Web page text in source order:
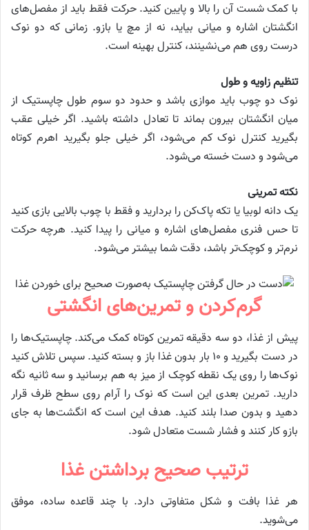
با کمک شست آن را بالا و پایین کنید. حرکت فقط باید از مفصل‌های
انگشتان اشاره و میانی بیاید، نه از مچ یا بازو. زمانی که دو نوک
درست روی هم می‌نشینند، کنترل بهینه است.
تنظیم زاویه و طول
نوک دو چوب باید موازی باشد و حدود دو سوم طول چاپستیک از
میان انگشتان بیرون بماند تا تعادل داشته باشید. اگر خیلی عقب
بگیرید کنترل نوک کم می‌شود، اگر خیلی جلو بگیرید اهرم کوتاه
می‌شود و دست خسته می‌شود.
نکته تمرینی
یک دانه لوبیا یا تکه پاک‌کن را بردارید و فقط با چوب بالایی بازی کنید
تا حس فنری مفصل‌های اشاره و میانی را پیدا کنید. هرچه حرکت
نرم‌تر و کوچک‌تر باشد، دقت شما بیشتر می‌شود.
گرم‌کردن و تمرین‌های انگشتی
پیش از غذا، دو سه دقیقه تمرین کوتاه کمک می‌کند. چاپستیک‌ها را
در دست بگیرید و ۱۰ بار بدون غذا باز و بسته کنید. سپس تلاش کنید
نوک‌ها را روی یک نقطه کوچک از میز به هم برسانید و سه ثانیه نگه
دارید. تمرین بعدی این است که نوک را آرام روی سطح ظرف قرار
دهید و بدون صدا بلند کنید. هدف این است که انگشت‌ها به جای
بازو کار کنند و فشار شست متعادل شود.
ترتیب صحیح برداشتن غذا
هر غذا بافت و شکل متفاوتی دارد. با چند قاعده ساده، موفق
می‌شوید.